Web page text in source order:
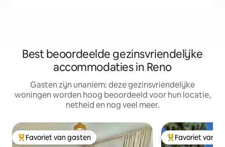
Best beoordeelde gezinsvriendelijke
accommodaties in Reno
Gasten zijn unaniem: deze gezinsvriendelijke
woningen worden hoog beoordeeld voor hun locatie,
netheid en nog veel meer.
Topfavoriet van gasten
Favoriet van gasten Topfavoriet van
Favoriet van